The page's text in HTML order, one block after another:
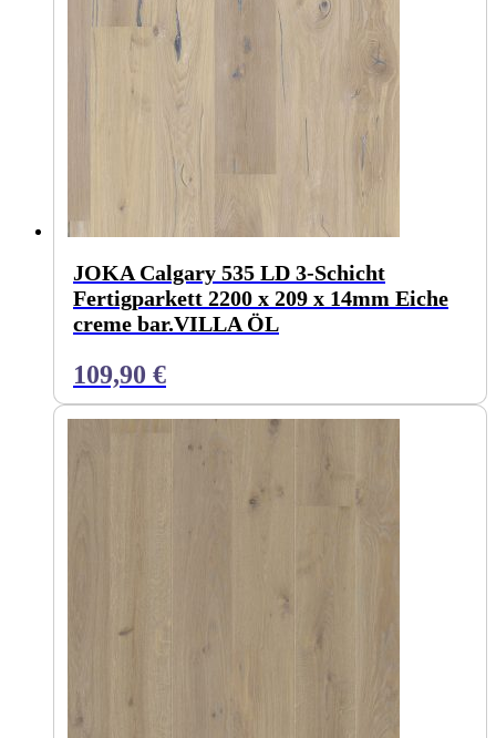
JOKA Calgary 535 LD 3-Schicht
Fertigparkett 2200 x 209 x 14mm Eiche
creme bar.VILLA ÖL
109,90 €